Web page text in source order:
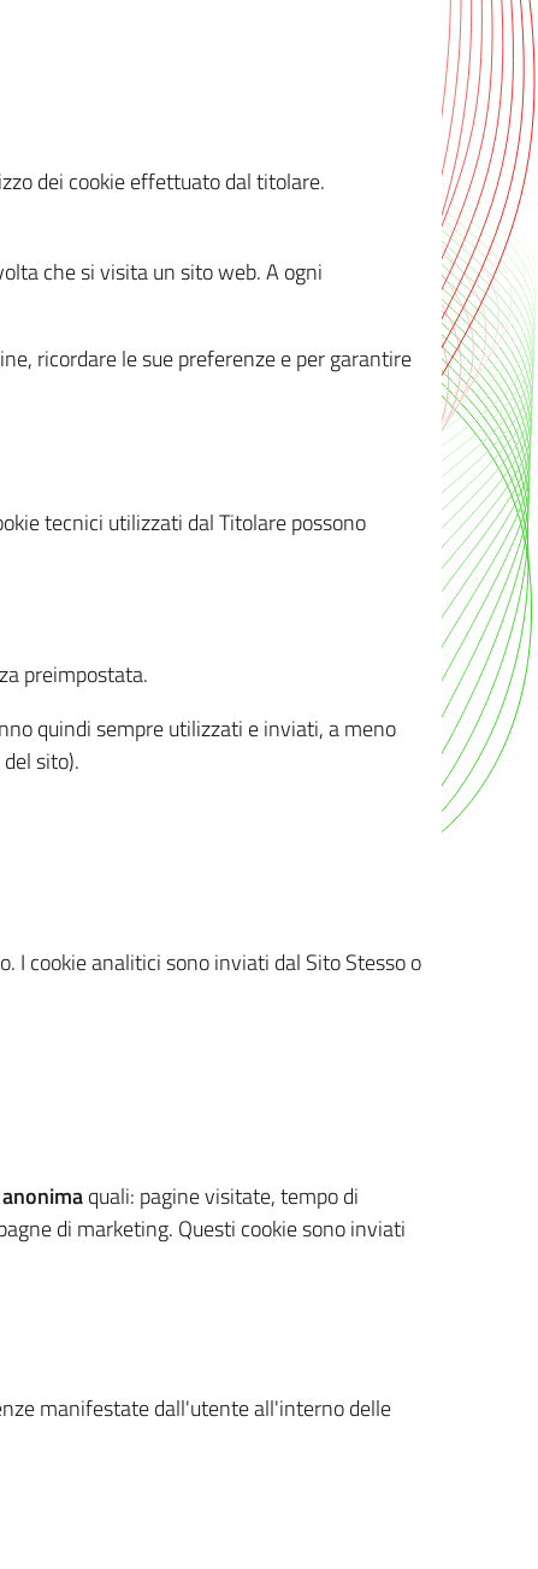
dei cookie effettuato dal titolare.
che si visita un sito web. A ogni
ricordare le sue preferenze e per garantire
tecnici utilizzati dal Titolare possono
preimpostata.
quindi sempre utilizzati e inviati, a meno
sito).
I cookie analitici sono inviati dal Sito Stesso o
quali: pagine visitate, tempo di
di marketing. Questi cookie sono inviati
manifestate dall'utente all'interno delle